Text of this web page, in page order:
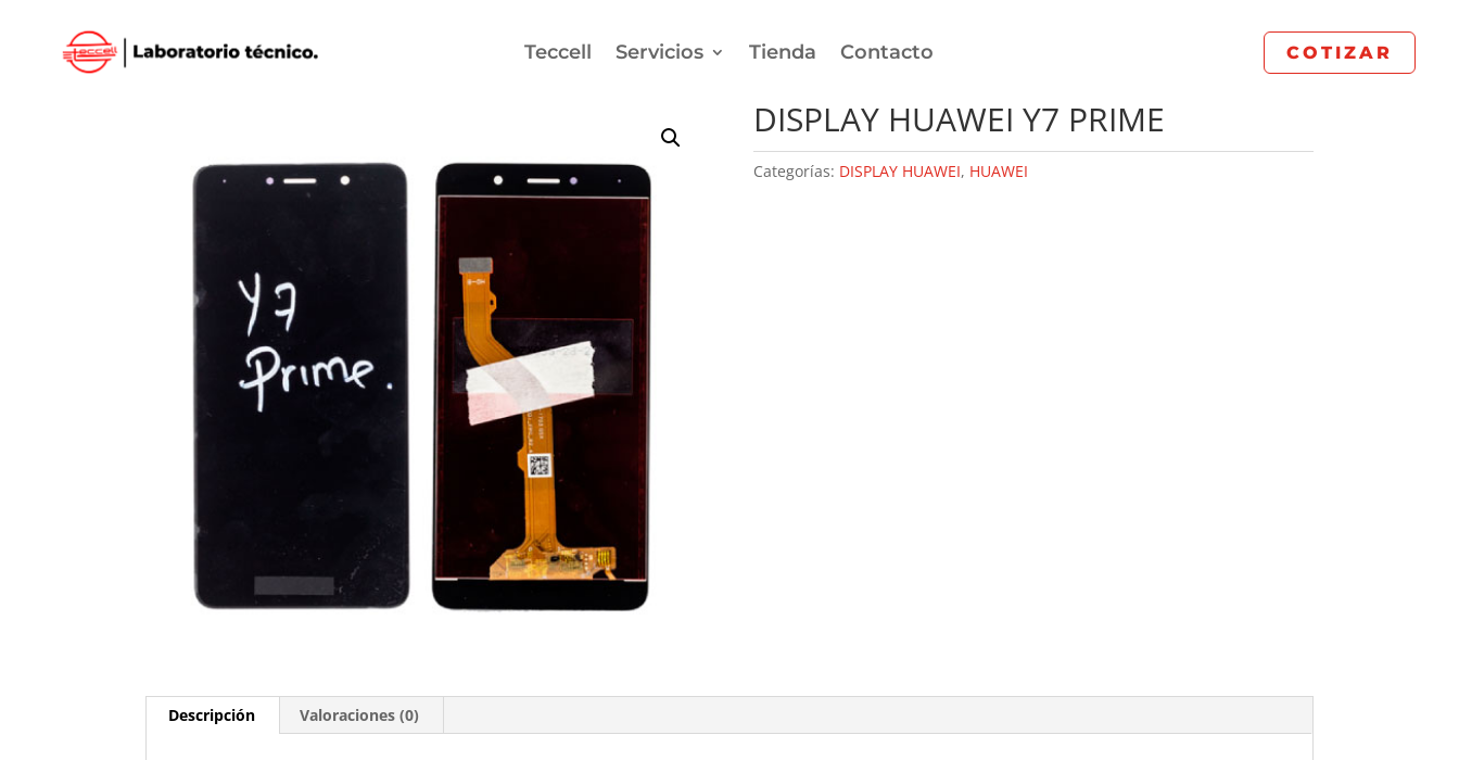
Teccell Servicios Tienda Contacto
COTIZAR
DISPLAY HUAWEI Y7 PRIME
Categorías: DISPLAY HUAWEI, HUAWEI
Descripción Valoraciones (0)